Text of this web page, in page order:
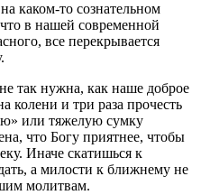
каком-то сознательном
в нашей современной
все перекрывается
так нужна, как наше доброе
колени и три раза прочесть
или тяжелую сумку
что Богу приятнее, чтобы
Иначе скатишься к
а милости к ближнему не
молитвам.